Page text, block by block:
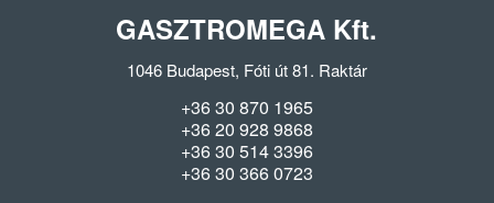
GASZTROMEGA Kft.
1046 Budapest, Fóti út 81. Raktár
+36 30 870 1965
+36 20 928 9868
+36 30 514 3396
+36 30 366 0723